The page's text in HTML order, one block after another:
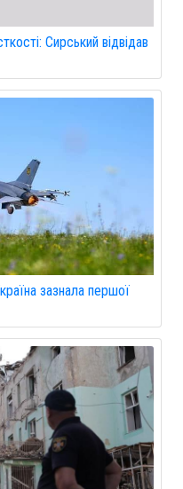
Сирський відвідав
зазнала першої